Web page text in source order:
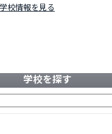
校情報を見る
学校を探す